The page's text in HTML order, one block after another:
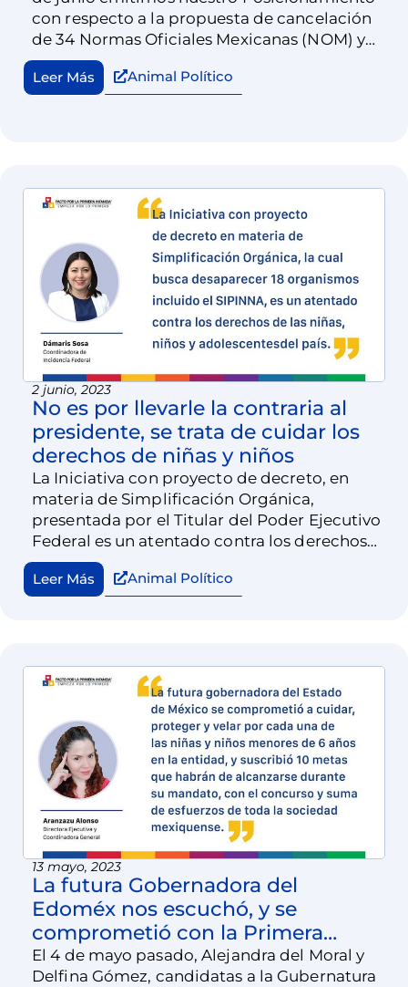
con respecto a la propuesta de cancelación
de 34 Normas Oficiales Mexicanas (NOM) y
proyectos de norma en materia de salud.
Leer Más Animal Político
2 junio, 2023
No es por llevarle la contraria al
presidente, se trata de cuidar los
derechos de niñas y niños
La Iniciativa con proyecto de decreto, en
materia de Simplificación Orgánica,
presentada por el Titular del Poder Ejecutivo
Federal es un atentado contra los derechos
de las niñas, niños y adolescentes del país.
Leer Más Animal Político
13 mayo, 2023
La futura Gobernadora del
Edoméx nos escuchó, y se
comprometió con la Primera
Infancia
El 4 de mayo pasado, Alejandra del Moral y
Delfina Gómez, candidatas a la Gubernatura